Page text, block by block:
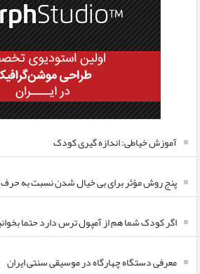
آموزش خیاطی: اندازه گیری کودک
پنج روش مؤثر برای بی خیال شدن نسبت به
اگر کودک شما هم از آمپول ترس دارد حتما
معرفی دستگاه چهارگاه در موسیقی سنتی ایران